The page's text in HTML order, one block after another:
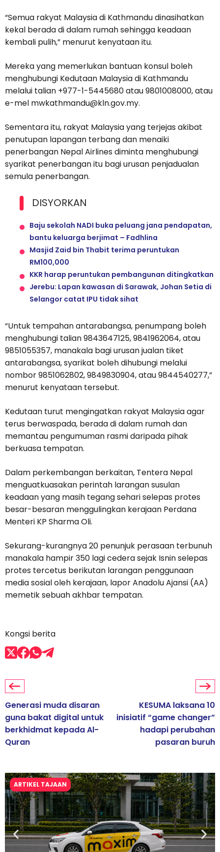
“Semua rakyat Malaysia di Kathmandu dinasihatkan
kekal berada di dalam rumah sehingga keadaan
kembali pulih,” menurut kenyataan itu.
Mereka yang memerlukan bantuan konsul boleh
menghubungi Kedutaan Malaysia di Kathmandu
melalui talian +977-1-5445680 atau 9801008000, atau
e-mel mwkathmandu@kln.gov.my.
Sementara itu, rakyat Malaysia yang terjejas akibat
penutupan lapangan terbang dan menaiki
penerbangan Nepal Airlines diminta menghubungi
syarikat penerbangan itu bagi urusan penjadualan
semula penerbangan.
DISYORKAN
Baju sekolah NADI buka peluang jana pendapatan,
bantu keluarga berjimat – Fadhlina
Masjid Zaid bin Thabit terima peruntukan
RM100,000
KKR harap peruntukan pembangunan ditingkatkan
Jerebu: Lapan kawasan di Sarawak, Johan Setia di
Selangor catat IPU tidak sihat
“Untuk tempahan antarabangsa, penumpang boleh
menghubungi talian 9843647125, 9841962064, atau
9851055357, manakala bagi urusan jualan tiket
antarabangsa, syarikat boleh dihubungi melalui
nombor 9851062802, 9849830904, atau 9844540277,”
menurut kenyataan tersebut.
Kedutaan turut mengingatkan rakyat Malaysia agar
terus berwaspada, berada di dalam rumah dan
memantau pengumuman rasmi daripada pihak
berkuasa tempatan.
Dalam perkembangan berkaitan, Tentera Nepal
menguatkuasakan perintah larangan susulan
keadaan yang masih tegang sehari selepas protes
besar-besaran menggulingkan kerajaan Perdana
Menteri KP Sharma Oli.
Sekurang-kurangnya 20 penunjuk perasaan terbunuh
manakala hampir 350 lagi cedera sejak Isnin selepas
protes tercetus berikutan larangan penggunaan
media sosial oleh kerajaan, lapor Anadolu Ajansi (AA)
memetik sebuah akhbar tempatan.
Kongsi berita
Generasi muda disaran
guna bakat digital untuk
berkhidmat kepada Al-
Quran
KESUMA laksana 10
inisiatif “game changer”
hadapi perubahan
pasaran buruh
ARTIKEL TAJAAN